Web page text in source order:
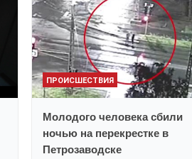
ПРОИСШЕСТВИЯ
Молодого человека сбили
ночью на перекрестке в
Петрозаводске